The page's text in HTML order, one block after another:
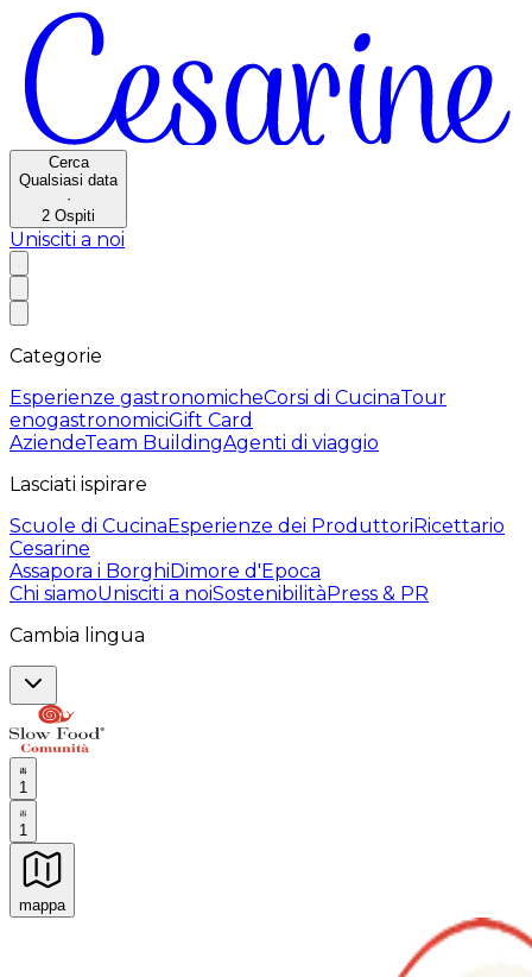
Cerca
Qualsiasi data
·
2 Ospiti
Unisciti a noi
Categorie
Esperienze gastronomicheCorsi di CucinaTour
enogastronomiciGift Card
AziendeTeam BuildingAgenti di viaggio
Lasciati ispirare
Scuole di CucinaEsperienze dei ProduttoriRicettario
Cesarine
Assapora i BorghiDimore d'Epoca
Chi siamoUnisciti a noiSostenibilitàPress & PR
Cambia lingua
1
1
mappa
Esperienze culinarie indimenticabili: Esperienze